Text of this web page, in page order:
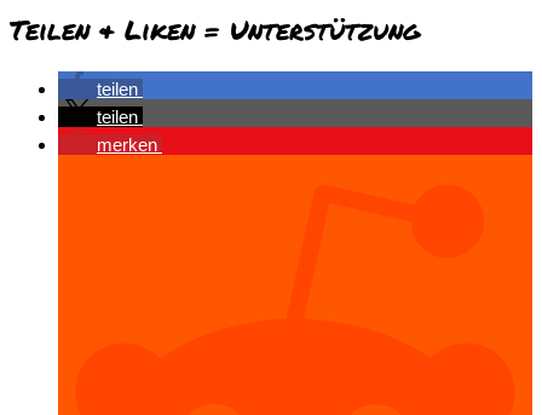
Teilen & Liken = Unterstützung
teilen
teilen
merken